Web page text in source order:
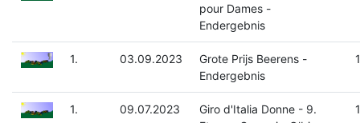
pour Dames -
Endergebnis
1. 03.09.2023
Grote Prijs Beerens -
Endergebnis
1. 09.07.2023
Giro d'Italia Donne - 9.